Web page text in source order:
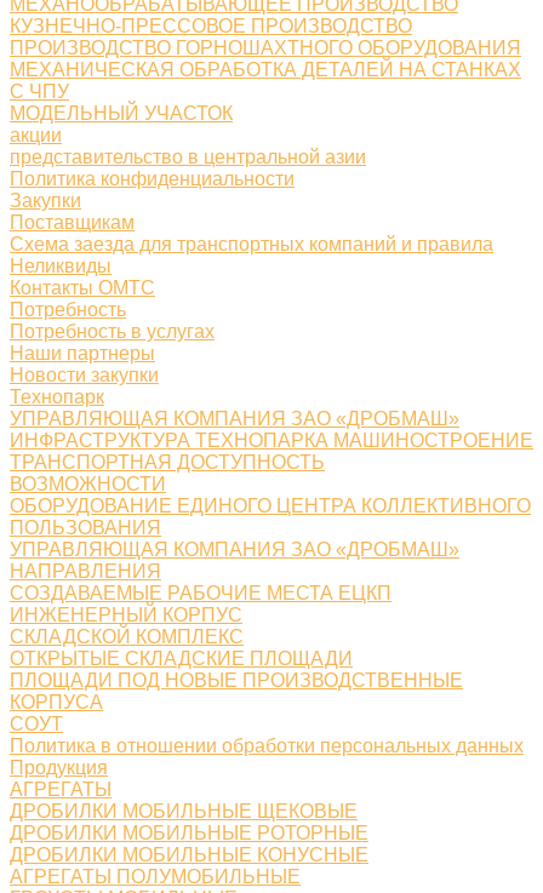
МЕХАНООБРАБАТЫВАЮЩЕЕ ПРОИЗВОДСТВО
КУЗНЕЧНО-ПРЕССОВОЕ ПРОИЗВОДСТВО
ПРОИЗВОДСТВО ГОРНОШАХТНОГО ОБОРУДОВАНИЯ
МЕХАНИЧЕСКАЯ ОБРАБОТКА ДЕТАЛЕЙ НА СТАНКАХ
С ЧПУ
МОДЕЛЬНЫЙ УЧАСТОК
акции
представительство в центральной азии
Политика конфиденциальности
Закупки
Поставщикам
Схема заезда для транспортных компаний и правила
Неликвиды
Контакты ОМТС
Потребность
Потребность в услугах
Наши партнеры
Новости закупки
Технопарк
УПРАВЛЯЮЩАЯ КОМПАНИЯ ЗАО «ДРОБМАШ»
ИНФРАСТРУКТУРА ТЕХНОПАРКА МАШИНОСТРОЕНИЕ
ТРАНСПОРТНАЯ ДОСТУПНОСТЬ
ВОЗМОЖНОСТИ
ОБОРУДОВАНИЕ ЕДИНОГО ЦЕНТРА КОЛЛЕКТИВНОГО
ПОЛЬЗОВАНИЯ
УПРАВЛЯЮЩАЯ КОМПАНИЯ ЗАО «ДРОБМАШ»
НАПРАВЛЕНИЯ
СОЗДАВАЕМЫЕ РАБОЧИЕ МЕСТА ЕЦКП
ИНЖЕНЕРНЫЙ КОРПУС
СКЛАДСКОЙ КОМПЛЕКС
ОТКРЫТЫЕ СКЛАДСКИЕ ПЛОЩАДИ
ПЛОЩАДИ ПОД НОВЫЕ ПРОИЗВОДСТВЕННЫЕ
КОРПУСА
СОУТ
Политика в отношении обработки персональных данных
Продукция
АГРЕГАТЫ
ДРОБИЛКИ МОБИЛЬНЫЕ ЩЕКОВЫЕ
ДРОБИЛКИ МОБИЛЬНЫЕ РОТОРНЫЕ
ДРОБИЛКИ МОБИЛЬНЫЕ КОНУСНЫЕ
АГРЕГАТЫ ПОЛУМОБИЛЬНЫЕ